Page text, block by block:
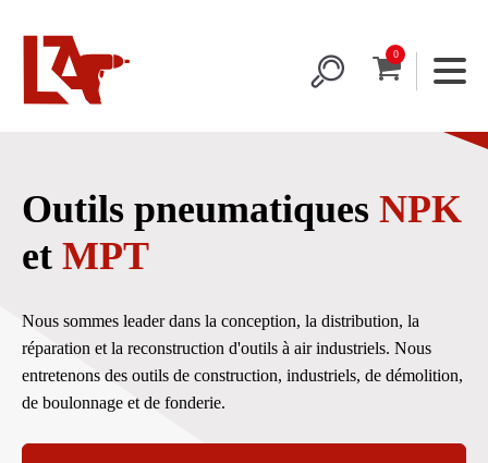
Outils pneumatiques NPK
et MPT
Nous sommes leader dans la conception, la distribution, la
réparation et la reconstruction d'outils à air industriels. Nous
entretenons des outils de construction, industriels, de démolition,
de boulonnage et de fonderie.